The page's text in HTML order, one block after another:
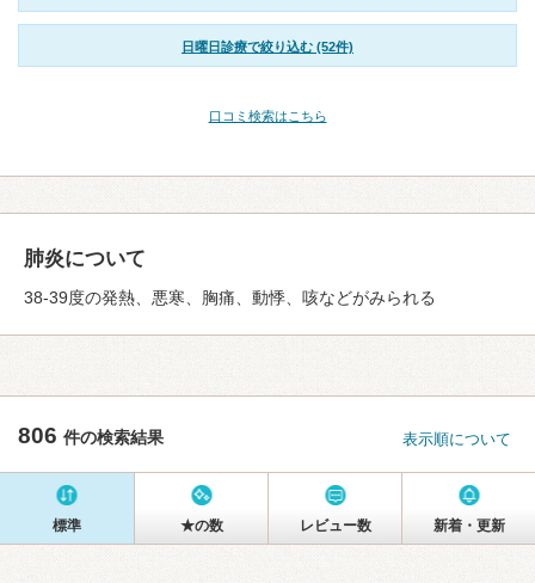
日曜日診療で絞り込む (52件)
口コミ検索はこちら
肺炎について
38-39度の発熱、悪寒、胸痛、動悸、咳などがみられる
806 件の検索結果 表示順について
標準 ★の数 レビュー数 新着・更新